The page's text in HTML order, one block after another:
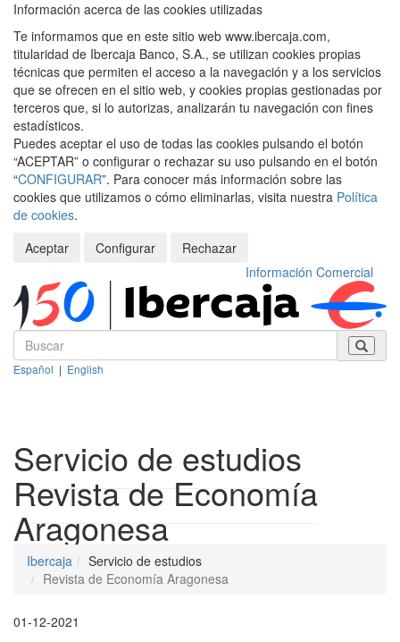
Información acerca de las cookies utilizadas
Te informamos que en este sitio web www.ibercaja.com,
titularidad de Ibercaja Banco, S.A., se utilizan cookies propias
técnicas que permiten el acceso a la navegación y a los servicios
que se ofrecen en el sitio web, y cookies propias gestionadas por
terceros que, si lo autorizas, analizarán tu navegación con fines
estadísticos.
Puedes aceptar el uso de todas las cookies pulsando el botón
“ACEPTAR” o configurar o rechazar su uso pulsando en el botón
“CONFIGURAR”. Para conocer más información sobre las
cookies que utilizamos o cómo eliminarlas, visita nuestra Política
de cookies.
Aceptar
Configurar
Rechazar
Información Comercial
Español | English
Servicio de estudios
Revista de Economía
Aragonesa
Ibercaja
Servicio de estudios
Revista de Economía Aragonesa
01-12-2021